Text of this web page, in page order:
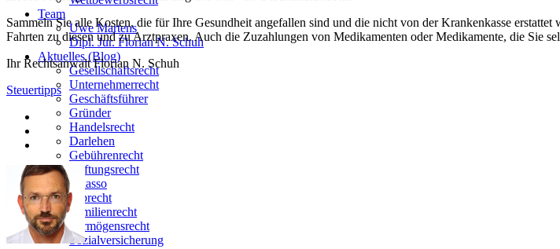
Team
Uwe Martens
Dipl. Jur. Florian N. Schuh
Aktuelles (Blog)
Gesellschaftsrecht
Unternehmerrecht
Geschäftsführer
Gründer
Handelsrecht
Darlehen
Gebührenrecht
Haftungsrecht
Inkasso
Erbrecht
Familienrecht
Vermögensrecht
Sozialversicherung
Sammeln Sie alle Kosten, die für Ihre Gesundheit angefallen sind und die nicht von der Krankenkasse
Fahrten zu diesen und zu Arztpraxen. Auch die Zuzahlungen von Medikamenten oder Medikamente, die Sie
Ihr Rechtsanwalt Florian N. Schuh
Steuertipps